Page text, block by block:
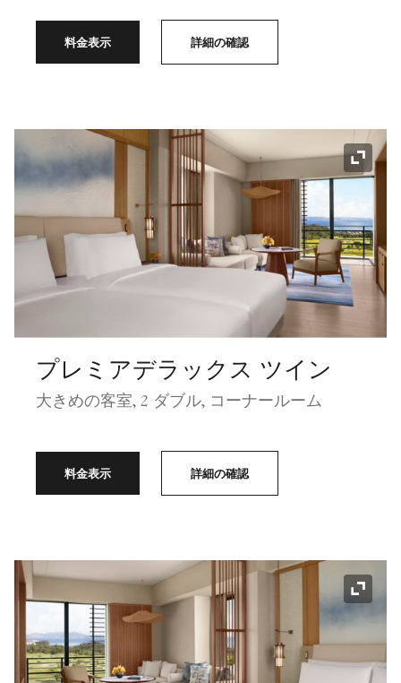
料金表示 詳細の確認
アイ
プレミアデラックス ツイン
大きめの客室, 2 ダブル, コーナールーム
料金表示 詳細の確認
アイ